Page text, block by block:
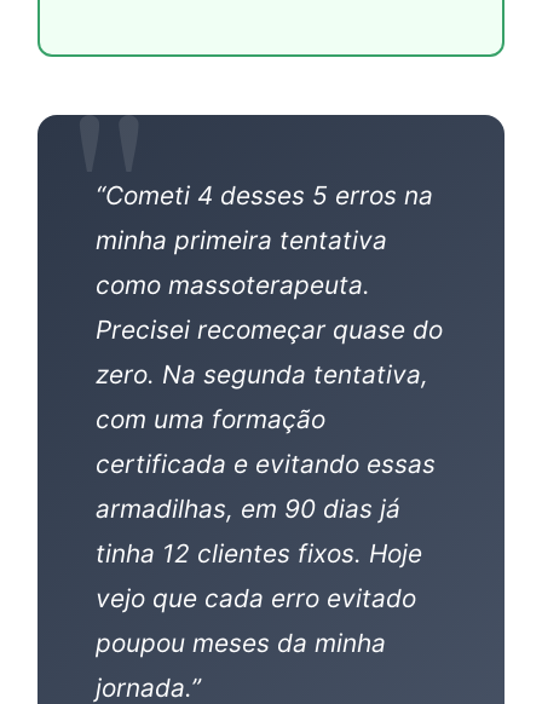
“Cometi 4 desses 5 erros na
minha primeira tentativa
como massoterapeuta.
Precisei recomeçar quase do
zero. Na segunda tentativa,
com uma formação
certificada e evitando essas
armadilhas, em 90 dias já
tinha 12 clientes fixos. Hoje
vejo que cada erro evitado
poupou meses da minha
jornada.”